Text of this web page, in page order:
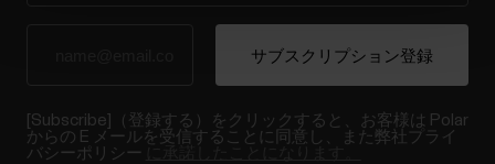
[Subscribe]（登録する）をクリックすると、お客様は Polar
からの E メールを受信することに同意し、また弊社プライ
バシーポリシー